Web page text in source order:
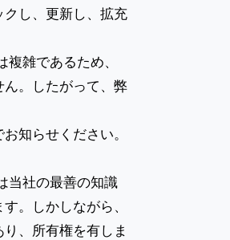
し、更新し、拡充
雑であるため、
。したがって、弊
知らせください。
当社の最善の知識
。しかしながら、
、所有権を有しま